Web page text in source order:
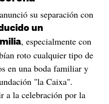
su separación con
un
, especialmente con
roto cualquier tipo de
en una boda familiar y
"la Caixa".
a la celebración por la